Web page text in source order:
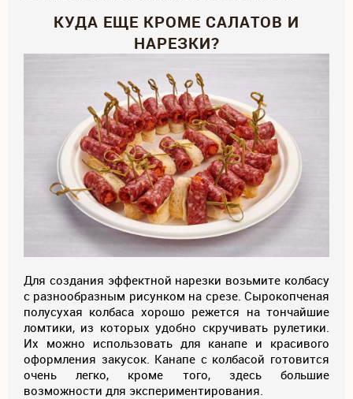
КУДА ЕЩЕ КРОМЕ САЛАТОВ И
НАРЕЗКИ?
Для создания эффектной нарезки возьмите колбасу
с разнообразным рисунком на срезе. Сырокопченая
полусухая колбаса хорошо режется на тончайшие
ломтики, из которых удобно скручивать рулетики.
Их можно использовать для канапе и красивого
оформления закусок. Канапе с колбасой готовится
очень легко, кроме того, здесь большие
возможности для экспериментирования.